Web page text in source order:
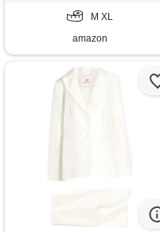
M XL
amazon